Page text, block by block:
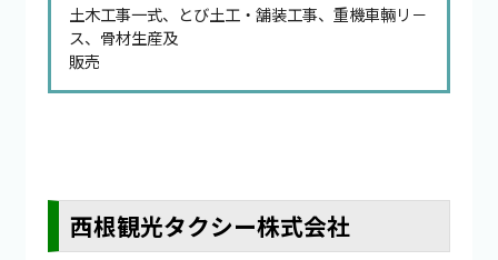
土木工事一式、とび土工・舗装工事、重機車輛リ－
ス、骨材生産及
販売
西根観光タクシー株式会社